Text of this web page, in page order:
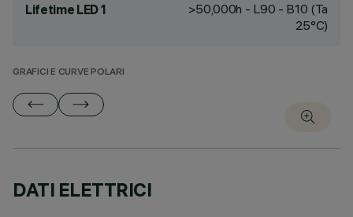
Lifetime LED 1
>50,000h - L90 - B10 (Ta
25°C)
GRAFICI E CURVE POLARI
DATI ELETTRICI